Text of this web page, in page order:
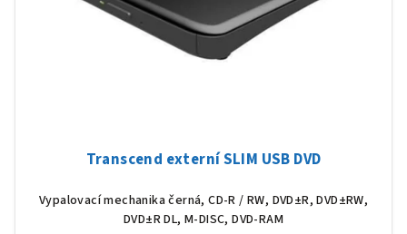
Transcend externí SLIM USB DVD
Vypalovací mechanika černá, CD-R / RW, DVD±R, DVD±RW,
DVD±R DL, M-DISC, DVD-RAM